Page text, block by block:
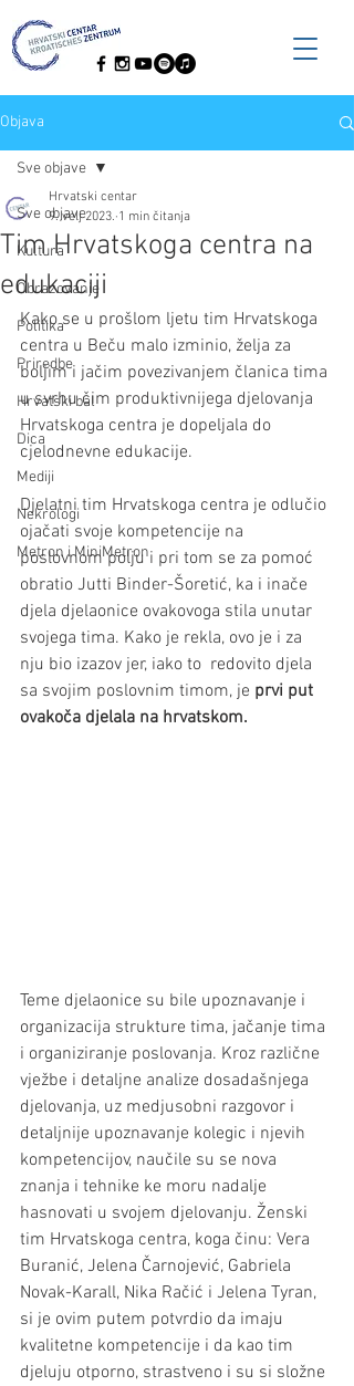
Objava
Sve objave
Kultura
Obrazovanje
Politika
Priredbe
Hrvatski bal
Dica
Mediji
Nekrologi
Metron i MiniMetron
Sve objave
Tim Hrvatskoga centra na
edukaciji
Hrvatski centar
9. velj 2023. 1 min čitanja
Kako se u prošlom ljetu tim Hrvatskoga
centra u Beču malo izminio, želja za
boljim i jačim povezivanjem članica tima
u svrhu čim produktivnijega djelovanja
Hrvatskoga centra je dopeljala do
cjelodnevne edukacije.
Djelatni tim Hrvatskoga centra je odlučio
ojačati svoje kompetencije na
poslovnom polju i pri tom se za pomoć
obratio Jutti Binder-Šoretić, ka i inače
djela djelaonice ovakovoga stila unutar
svojega tima. Kako je rekla, ovo je i za
nju bio izazov jer, iako to  redovito djela
sa svojim poslovnim timom, je prvi put
ovakoča djelala na hrvatskom.
Teme djelaonice su bile upoznavanje i
organizacija strukture tima, jačanje tima
i organiziranje poslovanja. Kroz različne
vježbe i detaljne analize dosadašnjega
djelovanja, uz medjusobni razgovor i
detaljnije upoznavanje kolegic i njevih
kompetencijov, naučile su se nova
znanja i tehnike ke moru nadalje
hasnovati u svojem djelovanju. Ženski
tim Hrvatskoga centra, koga činu: Vera
Buranić, Jelena Čarnojević, Gabriela
Novak-Karall, Nika Račić i Jelena Tyran,
si je ovim putem potvrdio da imaju
kvalitetne kompetencije i da kao tim
djeluju otporno, strastveno i su si složne